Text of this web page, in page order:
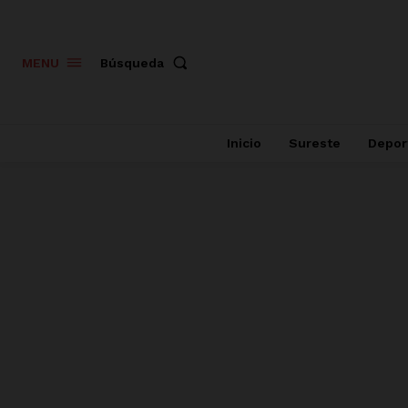
MENU Búsqueda
Inicio Sureste